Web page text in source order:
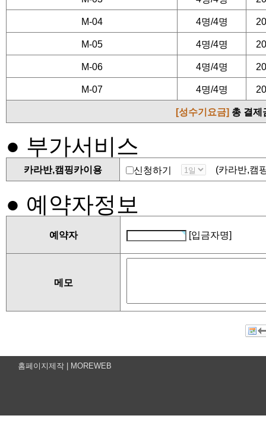
■ 개인정보 동의 및 수
본 홈페이지는 온라인예
같은 개인정보를 수집하
1)예약자
ㆍ수집항목 : 이름 , 핸
ㆍ개인정보 수집방법 :
2)개인정보의 수집 및
ㆍ목적 : 숙박 예약에
처)만 받고 있습니다.
M-04 4명/4명
M-05 4명/4명
M-06 4명/4명
M-07 4명/4명
[성수기요금] 총 결제
● 부가서비스
카라반,캠핑카이용 신청하기 (카라반,캠
● 예약자정보
예약자 [입금자명]
메모
홈페이지제작 | MOREWEB